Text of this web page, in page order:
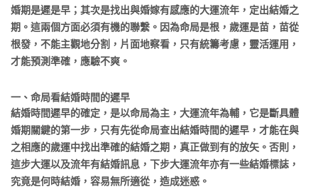
婚期是遲是早；其次是找出與婚嫁有感應的大運流年，定出結婚之
期。這兩個方面必須有機的聯繫。因為命局是根，歲運是苗，苗從
根發，不能主觀地分割，片面地察看，只有統籌考慮，靈活運用，
才能預測準確，應驗不爽。
一、命局看結婚時間的遲早
結婚時間遲早的確定，是以命局為主，大運流年為輔，它是斷具體
婚期關鍵的第一步，只有先從命局查出結婚時間的遲早，才能在與
之相應的歲運中找出準確的結婚之期，真正做到有的放矢。否則，
這步大運以及流年有結婚訊息，下步大運流年亦有一些結婚標誌，
究竟是何時結婚，容易無所適從，造成迷惑。